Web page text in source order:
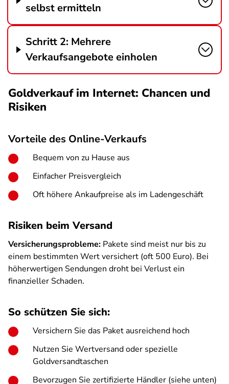
selbst ermitteln
Schritt 2: Mehrere
Verkaufsangebote einholen
Goldverkauf im Internet: Chancen und
Risiken
Vorteile des Online-Verkaufs
Bequem von zu Hause aus
Einfacher Preisvergleich
Oft höhere Ankaufpreise als im Ladengeschäft
Risiken beim Versand
Versicherungsprobleme: Pakete sind meist nur bis zu
einem bestimmten Wert versichert (oft 500 Euro). Bei
höherwertigen Sendungen droht bei Verlust ein
finanzieller Schaden.
So schützen Sie sich:
Versichern Sie das Paket ausreichend hoch
Nutzen Sie Wertversand oder spezielle
Goldversandtaschen
Bevorzugen Sie zertifizierte Händler (siehe unten)